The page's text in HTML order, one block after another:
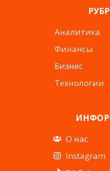
Аналитика
Финансы
Бизнес
Технологии
О нас
Instagram